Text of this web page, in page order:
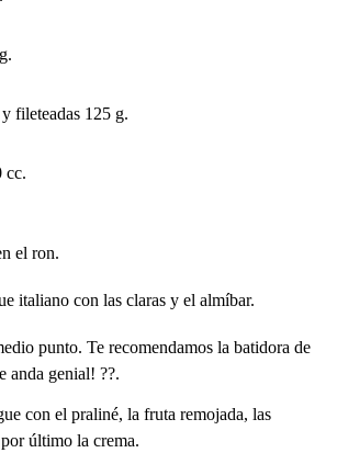
fileteadas 125 g.
cc.
el ron.
italiano con las claras y el almíbar.
punto. Te recomendamos la batidora de
anda genial! ??.
con el praliné, la fruta remojada, las
último la crema.